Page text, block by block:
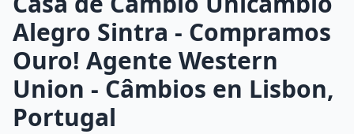
Alegro Sintra - Compramos
Ouro! Agente Western
Union - Câmbios en Lisbon,
Portugal